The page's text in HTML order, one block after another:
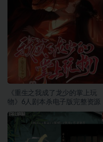
《重生之我成了龙少的掌上玩
物》6人剧本杀电子版完整资源